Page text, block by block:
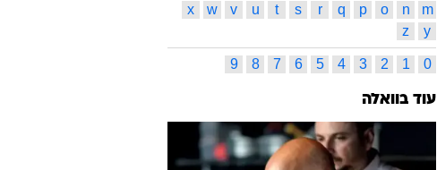
m
n
o
p
q
r
s
t
u
v
w
x
y
z
0
1
2
3
4
5
6
7
8
9
עוד בוואלה